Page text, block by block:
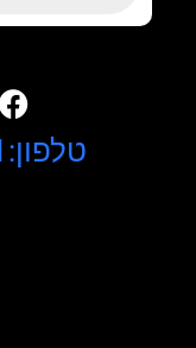
טלפון:077-5540051